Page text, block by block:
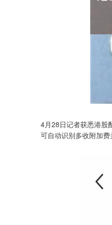
4月28日记者获悉港股
可自动识别多收附加